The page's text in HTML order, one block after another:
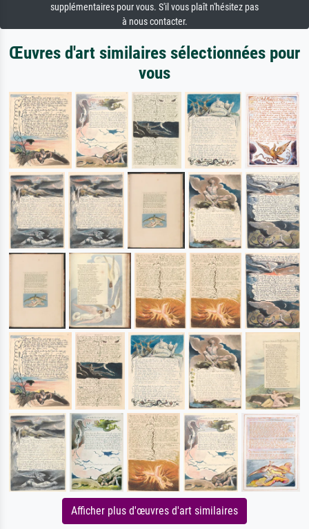
supplémentaires pour vous. S'il vous plaît n'hésitez pas
à nous contacter.
Œuvres d'art similaires sélectionnées pour
vous
Afficher plus d'œuvres d'art similaires